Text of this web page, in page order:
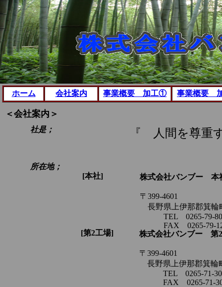
『 人間を尊重
社是；
株式会社バンブー 本
〒399-4601
長野県上伊那郡箕輪
TEL 0265-79-
FAX 0265-79-
所在地；
[本社]
ホーム 会社案内 事業概要 加工① 事業概要
株式会社バンブー 第
〒399-4601
長野県上伊那郡箕輪
TEL 0265-71-
FAX 0265-71-
[第2工場]
＜会社案内＞